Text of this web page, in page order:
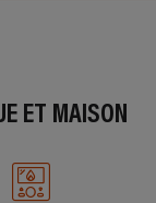
ET MAISON